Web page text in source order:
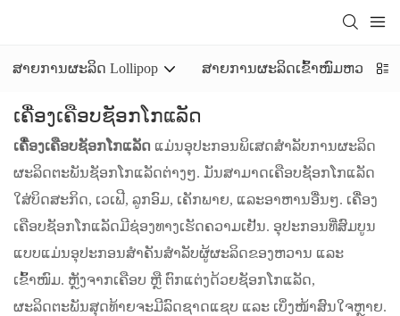
ສາຍການຜະລິດ Lollipop ສາຍການຜະລິດເຂົ້າໜົມຫວານແ
ເຄື່ອງເຄືອບຊັອກໂກແລັດ
ເຄື່ອງເຄືອບຊັອກໂກແລັດ ແມ່ນອຸປະກອນພິເສດສຳລັບການຜະລິດ
ຜະລິດຕະພັນຊັອກໂກແລັດຕ່າງໆ. ມັນສາມາດເຄືອບຊັອກໂກແລັດ
ໃສ່ບິດສະກິດ, ເວເຟີ, ລູກອົມ, ເຄັກພາຍ, ແລະອາຫານອື່ນໆ. ເຄື່ອງ
ເຄືອບຊັອກໂກແລັດມີຊ່ອງທາງເຮັດຄວາມເຢັນ. ອຸປະກອນທີ່ສົມບູນ
ແບບແມ່ນອຸປະກອນສຳຄັນສຳລັບຜູ້ຜະລິດຂອງຫວານ ແລະ
ເຂົ້າໜົມ. ຫຼັງຈາກເຄືອບ ຫຼື ຕົກແຕ່ງດ້ວຍຊັອກໂກແລັດ,
ຜະລິດຕະພັນສຸດທ້າຍຈະມີລົດຊາດແຊບ ແລະ ເບິ່ງໜ້າສົນໃຈຫຼາຍ.